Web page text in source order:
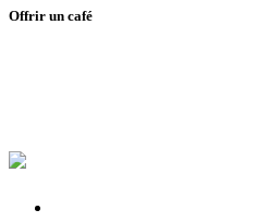
Offrir un café